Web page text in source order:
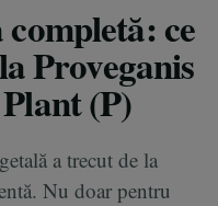
ce
Proveganis
(P)
a trecut de la
Nu doar pentru